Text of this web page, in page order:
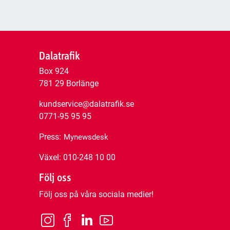
Dalatrafik
Box 924
781 29 Borlänge
kundservice@dalatrafik.se
0771-95 95 95
Press: Mynewsdesk
Växel: 010-248 10 00
Följ oss
Följ oss på våra sociala medier!